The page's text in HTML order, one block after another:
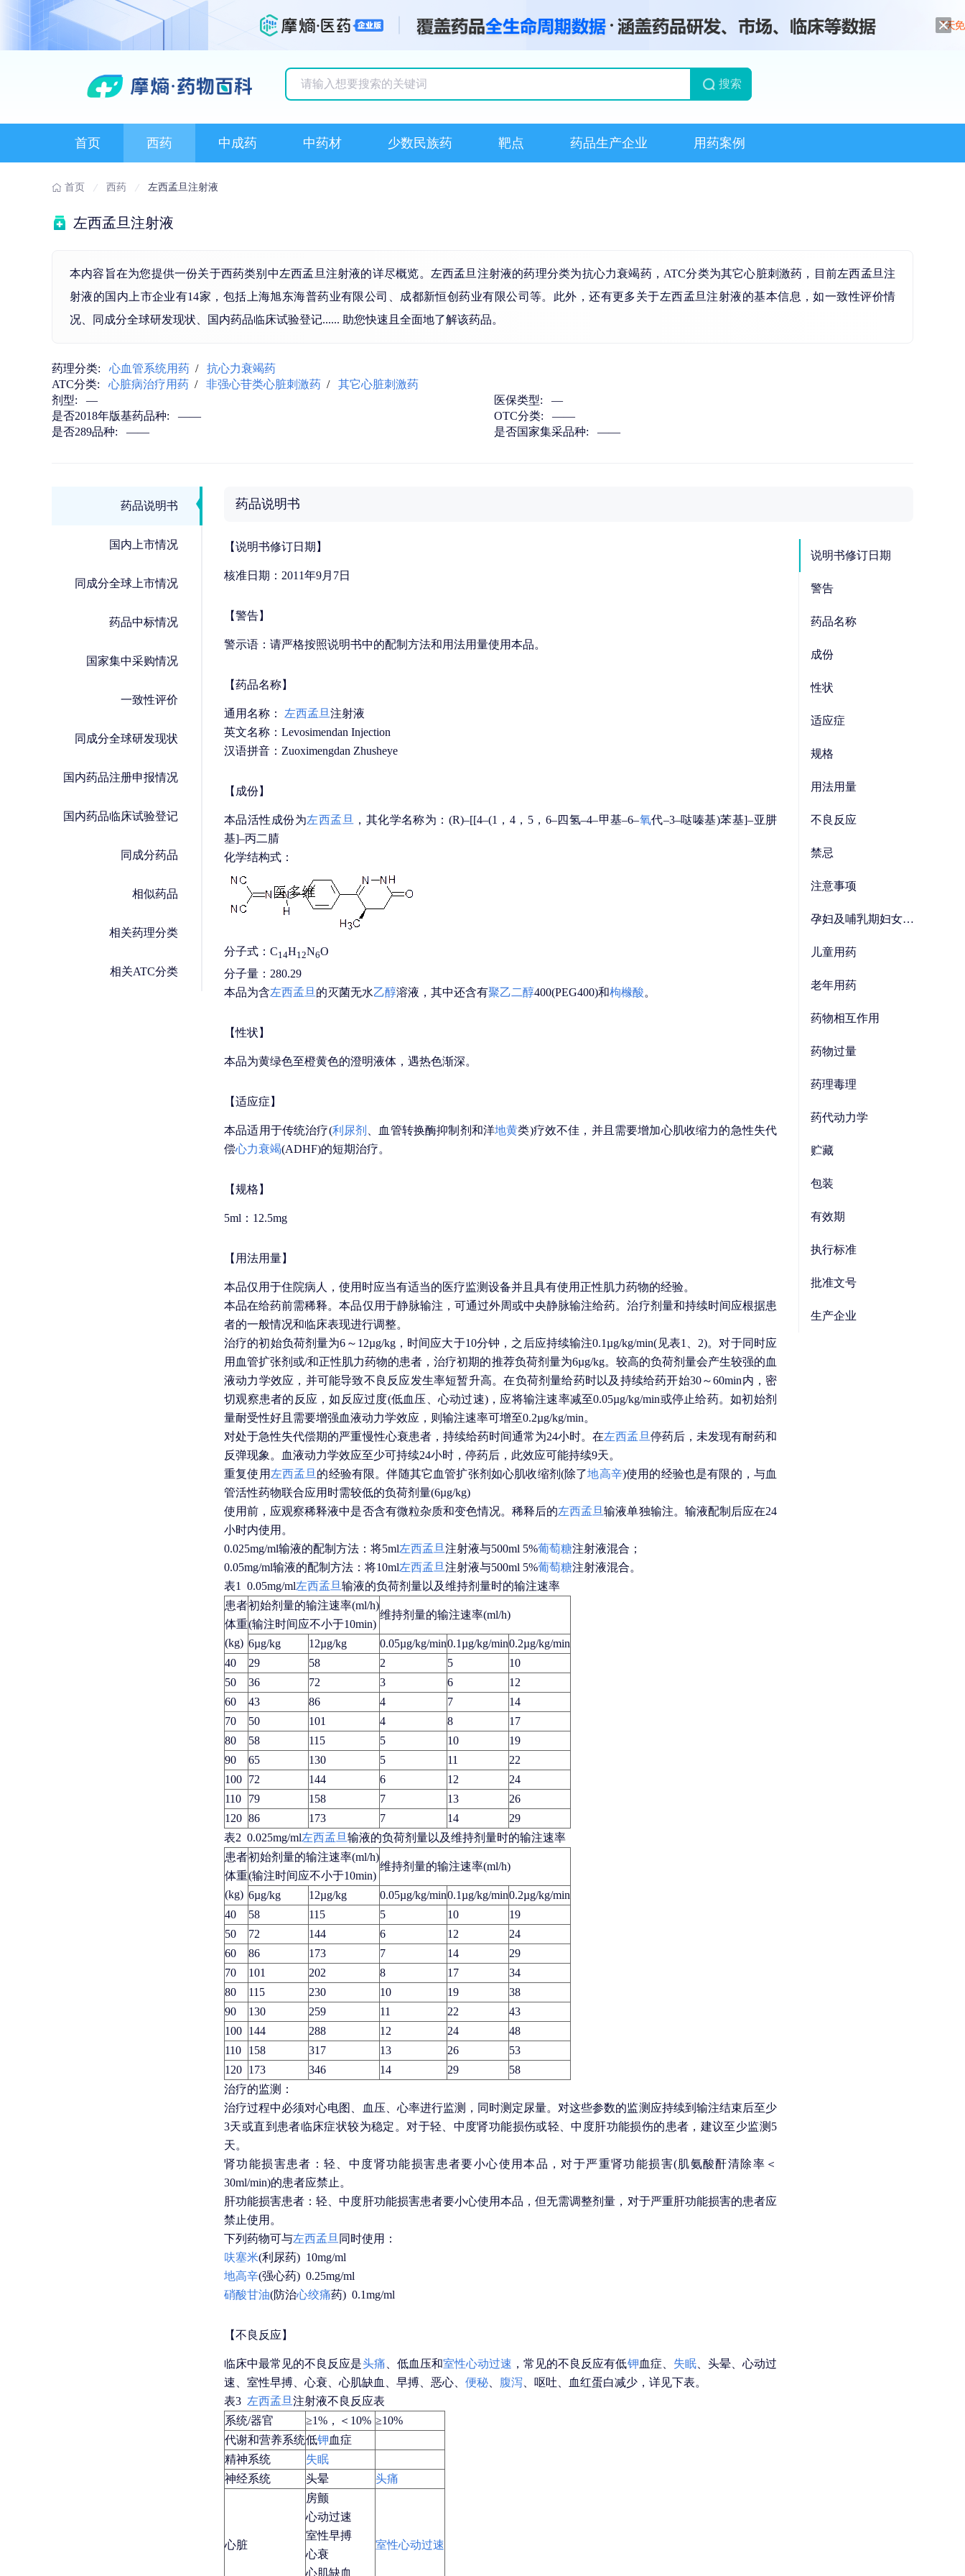
搜索
首页 西药 中成药 中药材 少数民族药 靶点 药品生产企业 用药案例
首页 西药 左西孟旦注射液
左西孟旦注射液
本内容旨在为您提供一份关于西药类别中左西孟旦注射液的详尽概览。左西孟旦注射液的药理分类为抗心力衰竭药，ATC分类为其它心脏刺激药，目前左西孟旦注
射液的国内上市企业有14家，包括上海旭东海普药业有限公司、成都新恒创药业有限公司等。此外，还有更多关于左西孟旦注射液的基本信息，如一致性评价情
况、同成分全球研发现状、国内药品临床试验登记...... 助您快速且全面地了解该药品。
药理分类: 心血管系统用药 /
抗心力衰竭药
ATC分类:
心脏病治疗用药 / 非强心苷类心脏刺激药 /
其它心脏刺激药
剂型:
— 医保类型:
—
是否2018年版基药品种:
—— OTC分类:
——
是否289品种:
—— 是否国家集采品种: ——
药品说明书
国内上市情况
同成分全球上市情况
药品中标情况
国家集中采购情况
一致性评价
同成分全球研发现状
国内药品注册申报情况
国内药品临床试验登记
同成分药品
相似药品
相关药理分类
相关ATC分类
药品说明书
【说明书修订日期】
核准日期：2011年9月7日
【警告】
警示语：请严格按照说明书中的配制方法和用法用量使用本品。
【药品名称】
通用名称： 左西孟旦注射液
英文名称：Levosimendan Injection
汉语拼音：Zuoximengdan Zhusheye
【成份】
本品活性成份为左西孟旦 ，其化学名称为：(R)–[[4–(1，4，5，6–四氢–4–甲基–6–氧代–3–哒嗪基)苯基]–亚肼
基]–丙二腈
化学结构式：
分子式：C14H12N6O
分子量：280.29
本品为含左西孟旦 的灭菌无水乙醇溶液，其中还含有聚乙二醇400(PEG400)和枸橼酸。
【性状】
本品为黄绿色至橙黄色的澄明液体，遇热色渐深。
【适应症】
本品适用于传统治疗(利尿剂 、血管转换酶抑制剂和洋地黄类)疗效不佳，并且需要增加心肌收缩力的急性失代
偿心力衰竭(ADHF)的短期治疗。
【规格】
5ml：12.5mg
【用法用量】
本品仅用于住院病人，使用时应当有适当的医疗监测设备并且具有使用正性肌力药物的经验。
本品在给药前需稀释。本品仅用于静脉输注，可通过外周或中央静脉输注给药。治疗剂量和持续时间应根据患
者的一般情况和临床表现进行调整。
治疗的初始负荷剂量为6～12µg/kg，时间应大于10分钟，之后应持续输注0.1µg/kg/min(见表1、2)。对于同时应
用血管扩张剂或/和正性肌力药物的患者，治疗初期的推荐负荷剂量为6µg/kg。较高的负荷剂量会产生较强的血
液动力学效应，并可能导致不良反应发生率短暂升高。在负荷剂量给药时以及持续给药开始30～60min内，密
切观察患者的反应，如反应过度(低血压、心动过速)，应将输注速率减至0.05µg/kg/min或停止给药。如初始剂
量耐受性好且需要增强血液动力学效应，则输注速率可增至0.2µg/kg/min。
对处于急性失代偿期的严重慢性心衰患者，持续给药时间通常为24小时。在左西孟旦停药后，未发现有耐药和
反弹现象。血液动力学效应至少可持续24小时，停药后，此效应可能持续9天。
重复使用 左西孟旦 的经验有限。伴随其它血管扩张剂如心肌收缩剂(除了地高辛)使用的经验也是有限的，与血
管活性药物联合应用时需较低的负荷剂量(6µg/kg)
使用前，应观察稀释液中是否含有微粒杂质和变色情况。稀释后的左西孟旦输液单独输注。输液配制后应在24
小时内使用。
0.025mg/ml输液的配制方法：将5ml左西孟旦注射液与500ml 5%葡萄糖注射液混合；
0.05mg/ml输液的配制方法：将10ml左西孟旦注射液与500ml 5%葡萄糖注射液混合。
表1 0.05mg/ml左西孟旦输液的负荷剂量以及维持剂量时的输注速率
患者
体重
(kg)
初始剂量的输注速率(ml/h)
(输注时间应不小于10min)
维持剂量的输注速率(ml/h)
6µg/kg 12µg/kg 0.05µg/kg/min0.1µg/kg/min0.2µg/kg/min
40
29 58 2 5
10
50
36 72 3 6
12
60
43 86 4 7
14
70
50 101 4 8
17
80
58 115 5 10
19
90
65 130 5 11
22
100 72 144 6 12
24
110
79 158 7 13
26
120 86 173 7 14
29
表2 0.025mg/ml左西孟旦输液的负荷剂量以及维持剂量时的输注速率
患者
体重
(kg)
初始剂量的输注速率(ml/h)
(输注时间应不小于10min)
维持剂量的输注速率(ml/h)
6µg/kg 12µg/kg 0.05µg/kg/min0.1µg/kg/min0.2µg/kg/min
40
58 115 5 10
19
50
72 144 6 12
24
60
86 173 7 14
29
70
101 202 8 17
34
80
115 230 10 19
38
90
130 259 11 22
43
100 144 288 12 24
48
110
158 317 13 26
53
120 173 346 14 29
58
治疗的监测：
治疗过程中必须对心电图、血压、心率进行监测，同时测定尿量。对这些参数的监测应持续到输注结束后至少
3天或直到患者临床症状较为稳定。对于轻、中度肾功能损伤或轻、中度肝功能损伤的患者，建议至少监测5
天。
肾功能损害患者 ：轻、中度肾功能损害患者要小心使用本品，对于严重肾功能损害(肌氨酸酐清除率＜
30ml/min)的患者应禁止。
肝功能损害患者 ：轻、中度肝功能损害患者要小心使用本品，但无需调整剂量，对于严重肝功能损害的患者应
禁止使用。
下列药物可与左西孟旦 同时使用：
呋塞米(利尿药) 10mg/ml
地高辛(强心药) 0.25mg/ml
硝酸甘油(防治心绞痛药) 0.1mg/ml
【不良反应】
临床中最常见的不良反应是头痛 、低血压和室性心动过速 ，常见的不良反应有低钾血症、 失眠、头晕、心动过
速、室性早搏、心衰、心肌缺血、早搏、恶心、 便秘 腹泻 、呕吐、血红蛋白减少，详见下表。
表3 左西孟旦注射液不良反应表
系统/器官
≥1%，＜10% ≥10%
代谢和营养系统低钾血症
精神系统
失眠
神经系统
头晕 头痛
心脏
房颤
心动过速
室性早搏
心衰
心肌缺血
室性心动过速
说明书修订日期
警告
药品名称
成份
性状
适应症
规格
用法用量
不良反应
禁忌
注意事项
孕妇及哺乳期妇女用药
儿童用药
老年用药
药物相互作用
药物过量
药理毒理
药代动力学
贮藏
包装
有效期
执行标准
批准文号
生产企业